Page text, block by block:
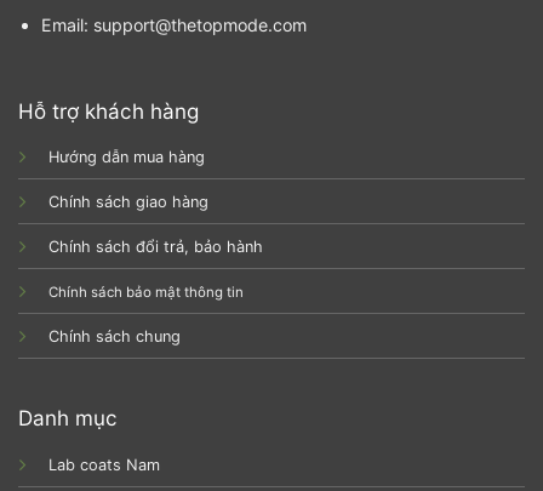
Email: support@thetopmode.com
Hỗ trợ khách hàng
Hướng dẫn mua hàng
Chính sách giao hàng
Chính sách đổi trả, bảo hành
Chính sách bảo mật thông tin
Chính sách chung
Danh mục
Lab coats Nam